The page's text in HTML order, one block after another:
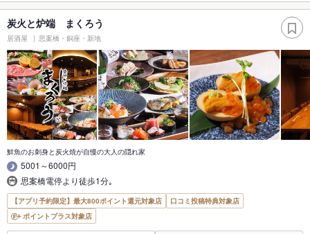
炭火と炉端 まくろう
居酒屋 思案橋・銅座・新地
鮮魚のお刺身と炭火焼が自慢の大人の隠れ家
5001～6000円
思案橋電停より徒歩1分｡
【アプリ予約限定】最大800ポイント還元対象店
口コミ投稿特典対象店
ポイントプラス対象店